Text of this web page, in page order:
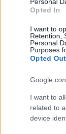
Personal
Opted In
I want to
Retention,
Personal
Purposes
Opted Out
Google
I want to
related to
device
realizados el
no esté
campeonato.
temporada
sumado 44 en
Saponjic y